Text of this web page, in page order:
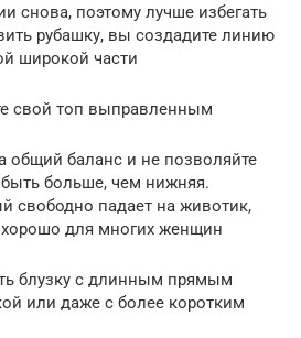
снова, поэтому лучше избегать
рубашку, вы создадите линию
широкой части
свой топ выправленным
общий баланс и не позволяйте
больше, чем нижняя.
свободно падает на животик,
хорошо для многих женщин
блузку с длинным прямым
или даже с более коротким